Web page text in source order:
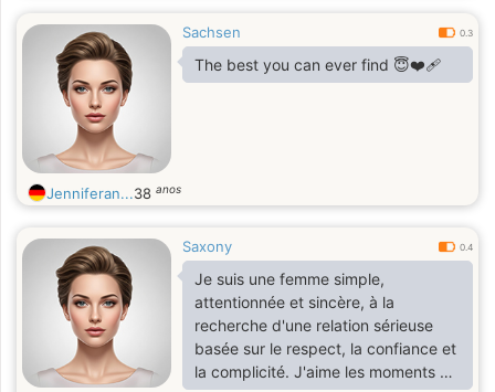
savent écouter autant que parler. Si
tu recherches une relation stable et
sincère, je serais heureuse de faire
Sachsen 0.3
The best you can ever find 😇❤️‍🩹
Jenniferan...38 anos
Saxony 0.4
Je suis une femme simple,
attentionnée et sincère, à la
recherche d'une relation sérieuse
basée sur le respect, la confiance et
la complicité. J'aime les moments de